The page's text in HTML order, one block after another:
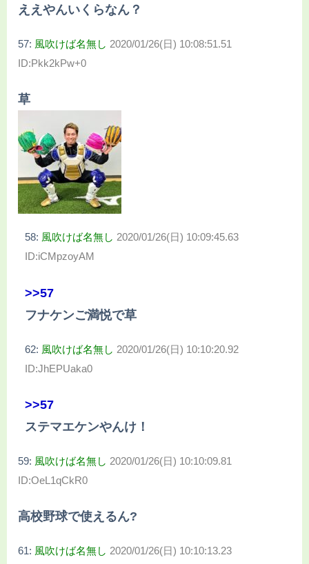
ええやんいくらなん？
57: 風吹けば名無し 2020/01/26(日) 10:08:51.51
ID:Pkk2kPw+0
草
58: 風吹けば名無し 2020/01/26(日) 10:09:45.63
ID:iCMpzoyAM
>>57
フナケンご満悦で草
62: 風吹けば名無し 2020/01/26(日) 10:10:20.92
ID:JhEPUaka0
>>57
ステマエケンやんけ！
59: 風吹けば名無し 2020/01/26(日) 10:10:09.81
ID:OeL1qCkR0
高校野球で使えるん?
61: 風吹けば名無し 2020/01/26(日) 10:10:13.23